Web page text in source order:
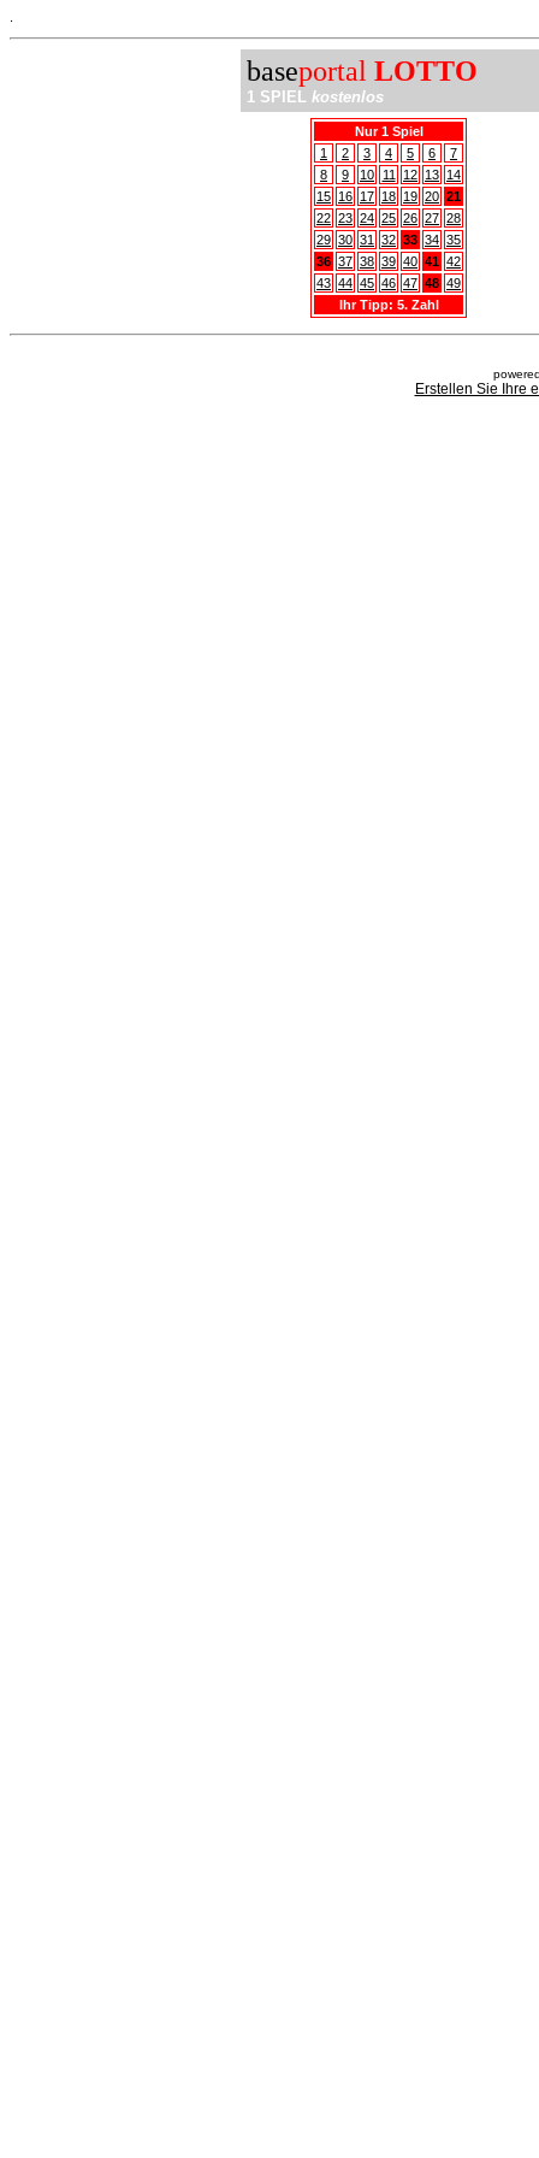
baseportal LOTTO
1 SPIEL kostenlos
Nur 1 Spiel
1
2 3 4 5 6
7
8
9 10 11 12 13 14
15 16 17 18 19 20 21
22 23 24 25 26 27 28
29 30 31 32 33 34 35
36 37 38 39 40 41 42
43 44 45 46 47 48 49
Ihr Tipp: 5. Zahl
Erstellen Sie Ihre